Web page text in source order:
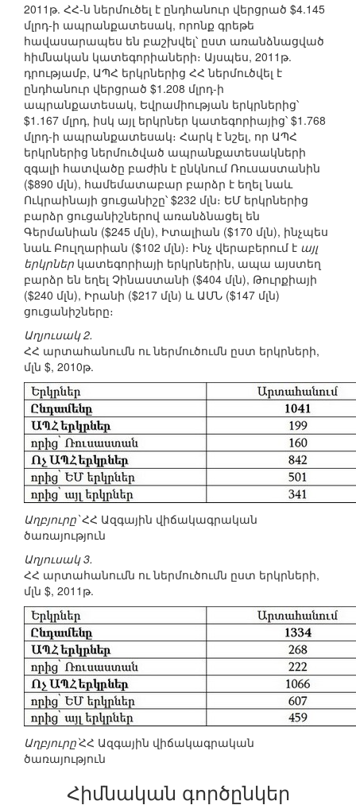
2011թ. ՀՀ-ն ներմուծել է ընդհանուր վերցրած $4.145
մլրդ-ի ապրանքատեսակ, որոնք գրեթե
հավասարապես են բաշխվել՝ ըստ առանձնացված
հիմնական կատեգորիաների։ Այսպես, 2011թ.
դրությամբ, ԱՊՀ երկրներից ՀՀ ներմուծվել է
ընդհանուր վերցրած $1.208 մլրդ-ի
ապրանքատեսակ, Եվրամիության երկրներից՝
$1.167 մլրդ, իսկ այլ երկրներ կատեգորիայից՝ $1.768
մլրդ-ի ապրանքատեսակ։ Հարկ է նշել, որ ԱՊՀ
երկրներից ներմուծված ապրանքատեսակների
զգալի հատվածը բաժին է ընկնում Ռուսաստանին
($890 մլն), համեմատաբար բարձր է եղել նաև
Ուկրաինայի ցուցանիշը՝ $232 մլն։ ԵՄ երկրներից
բարձր ցուցանիշներով առանձնացել են
Գերմանիան ($245 մլն), Իտալիան ($170 մլն), ինչպես
նաև Բուլղարիան ($102 մլն)։ Ինչ վերաբերում է այլ
երկրներ կատեգորիայի երկրներին, ապա այստեղ
բարձր են եղել Չինաստանի ($404 մլն), Թուրքիայի
($240 մլն), Իրանի ($217 մլն) և ԱՄՆ ($147 մլն)
ցուցանիշները։
Աղյուսակ 2.
ՀՀ արտահանումն ու ներմուծումն ըստ երկրների,
մլն $, 2010թ.
Աղբյուրը՝ՀՀ Ազգային վիճակագրական
ծառայություն
Աղյուսակ 3.
ՀՀ արտահանումն ու ներմուծումն ըստ երկրների,
մլն $, 2011թ.
Աղբյուրը՝ՀՀ Ազգային վիճակագրական
ծառայություն
Հիմնական գործընկեր